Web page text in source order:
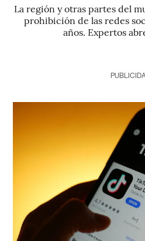
La región y otras partes del
prohibición de las redes
años. Expertos